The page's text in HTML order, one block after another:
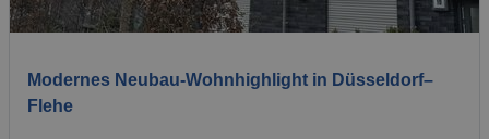
1 / 20
Modernes Neubau-Wohnhighlight in Düsseldorf–
Flehe